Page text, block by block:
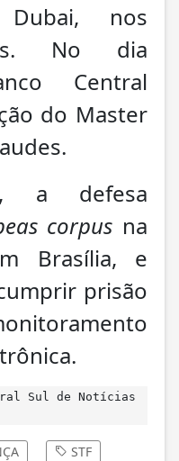
nos
No dia
Central
do Master
a defesa
corpus na
Brasília, e
prisão
Sul de Notícias
STF